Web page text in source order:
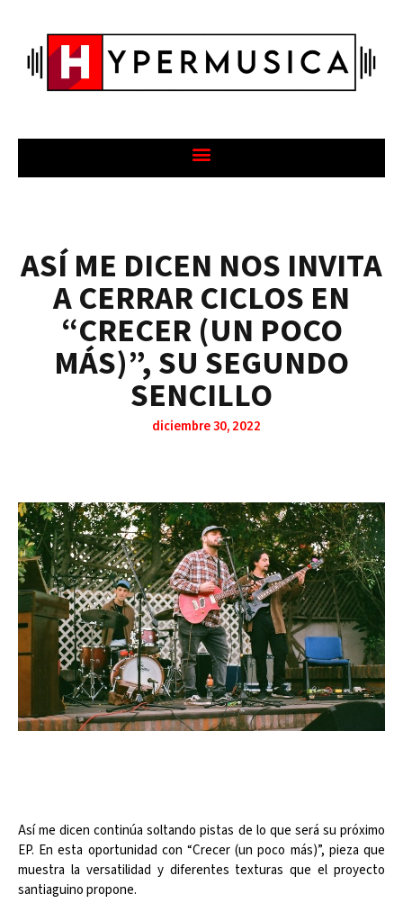
ASÍ ME DICEN NOS INVITA
A CERRAR CICLOS EN
“CRECER (UN POCO
MÁS)”, SU SEGUNDO
SENCILLO
diciembre 30, 2022
Así me dicen continúa soltando pistas de lo que será su próximo
EP. En esta oportunidad con “Crecer (un poco más)”, pieza que
muestra la versatilidad y diferentes texturas que el proyecto
santiaguino propone.